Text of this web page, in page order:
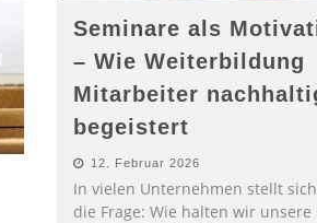
Seminare als
– Wie Weiterbildung
Mitarbeiter
begeistert
12. Februar 2026
In vielen Unternehmen stellt
die Frage: Wie halten wir